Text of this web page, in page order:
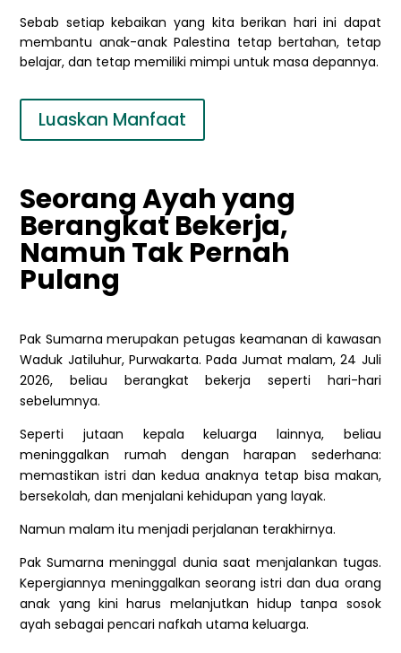
Sebab setiap kebaikan yang kita berikan hari ini dapat
membantu anak-anak Palestina tetap bertahan, tetap
belajar, dan tetap memiliki mimpi untuk masa depannya.
Luaskan Manfaat
Seorang Ayah yang
Berangkat Bekerja,
Namun Tak Pernah
Pulang
Pak Sumarna merupakan petugas keamanan di kawasan
Waduk Jatiluhur, Purwakarta. Pada Jumat malam, 24 Juli
2026, beliau berangkat bekerja seperti hari-hari
sebelumnya.
Seperti jutaan kepala keluarga lainnya, beliau
meninggalkan rumah dengan harapan sederhana:
memastikan istri dan kedua anaknya tetap bisa makan,
bersekolah, dan menjalani kehidupan yang layak.
Namun malam itu menjadi perjalanan terakhirnya.
Pak Sumarna meninggal dunia saat menjalankan tugas.
Kepergiannya meninggalkan seorang istri dan dua orang
anak yang kini harus melanjutkan hidup tanpa sosok
ayah sebagai pencari nafkah utama keluarga.